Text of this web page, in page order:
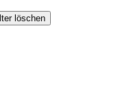
löschen